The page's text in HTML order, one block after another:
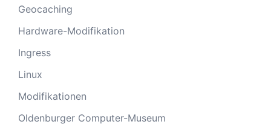
Geocaching
Hardware-Modifikation
Ingress
Linux
Modifikationen
Oldenburger Computer-Museum